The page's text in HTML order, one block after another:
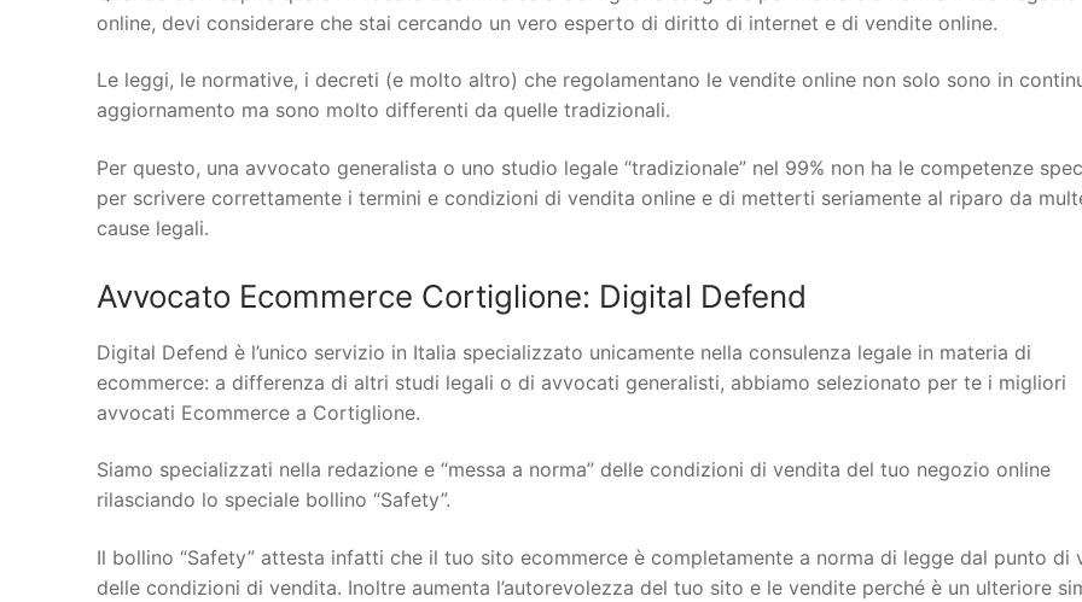
online, devi considerare che stai cercando un vero esperto di diritto di internet e di vendite online.
Le leggi, le normative, i decreti (e molto altro) che regolamentano le vendite online non solo sono in
aggiornamento ma sono molto differenti da quelle tradizionali.
Per questo, una avvocato generalista o uno studio legale “tradizionale” nel 99% non ha le competenze
per scrivere correttamente i termini e condizioni di vendita online e di metterti seriamente al riparo da
cause legali.
Avvocato Ecommerce Cortiglione: Digital Defend
Digital Defend è l’unico servizio in Italia specializzato unicamente nella consulenza legale in materia di
ecommerce: a differenza di altri studi legali o di avvocati generalisti, abbiamo selezionato per te i migliori
avvocati Ecommerce a Cortiglione.
Siamo specializzati nella redazione e “messa a norma” delle condizioni di vendita del tuo negozio online
rilasciando lo speciale bollino “Safety”.
Il bollino “Safety” attesta infatti che il tuo sito ecommerce è completamente a norma di legge dal punto di
delle condizioni di vendita. Inoltre aumenta l’autorevolezza del tuo sito e le vendite perché è un ulteriore